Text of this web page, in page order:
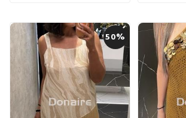
50%